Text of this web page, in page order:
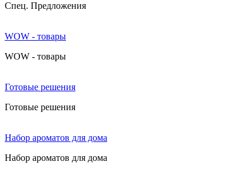
Cпец. Предложения
WOW - товары
WOW - товары
Готовые решения
Готовые решения
Набор ароматов для дома
Набор ароматов для дома